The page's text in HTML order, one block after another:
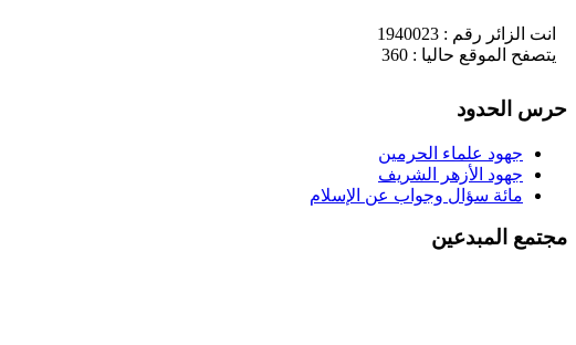
انت الزائر رقم : 1940023
يتصفح الموقع حاليا : 360
حرس الحدود
جهود علماء الحرمين
جهود الأزهر الشريف
مائة سؤال وجواب عن الإسلام
مجتمع المبدعين